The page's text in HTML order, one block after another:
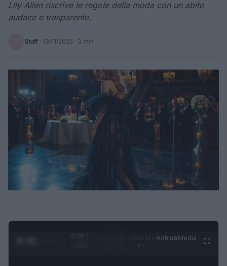
Lily Allen riscrive le regole della moda con un abito
audace e trasparente.
Staff · 13/11/2025 · 3 min
0:28 /
AdhubMedia